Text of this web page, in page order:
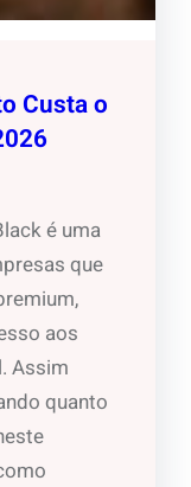
Custa o
é uma
que
aos
Assim
quanto